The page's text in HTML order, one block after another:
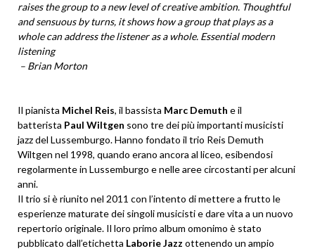
raises the group to a new level of creative ambition. Thoughtful
and sensuous by turns, it shows how a group that plays as a
whole can address the listener as a whole. Essential modern
listening
– Brian Morton
Il pianista Michel Reis, il bassista Marc Demuth e il
batterista Paul Wiltgen sono tre dei più importanti musicisti
jazz del Lussemburgo. Hanno fondato il trio Reis Demuth
Wiltgen nel 1998, quando erano ancora al liceo, esibendosi
regolarmente in Lussemburgo e nelle aree circostanti per alcuni
anni.
Il trio si è riunito nel 2011 con l’intento di mettere a frutto le
esperienze maturate dei singoli musicisti e dare vita a un nuovo
repertorio originale. Il loro primo album omonimo è stato
pubblicato dall’etichetta Laborie Jazz ottenendo un ampio